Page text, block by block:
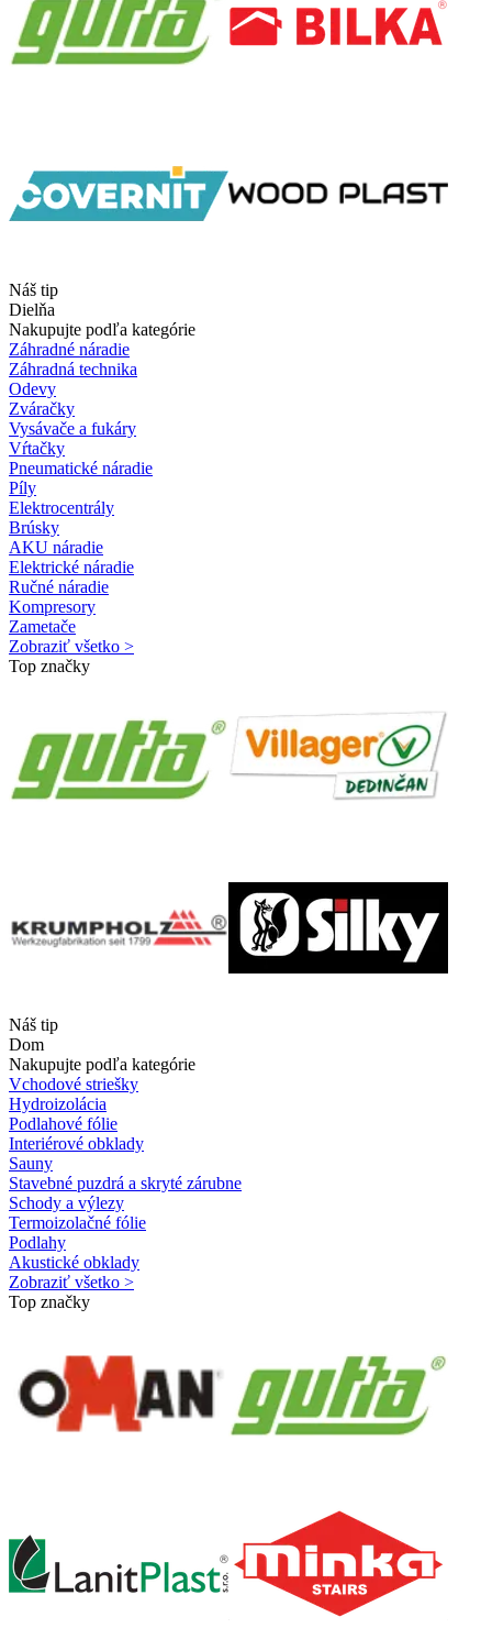
Náš tip
Dielňa
Nakupujte podľa kategórie
Záhradné náradie
Záhradná technika
Odevy
Zváračky
Vysávače a fukáry
Vŕtačky
Pneumatické náradie
Píly
Elektrocentrály
Brúsky
AKU náradie
Elektrické náradie
Ručné náradie
Kompresory
Zametače
Zobraziť všetko >
Top značky
Náš tip
Dom
Nakupujte podľa kategórie
Vchodové striešky
Hydroizolácia
Podlahové fólie
Interiérové obklady
Sauny
Stavebné puzdrá a skryté zárubne
Schody a výlezy
Termoizolačné fólie
Podlahy
Akustické obklady
Zobraziť všetko >
Top značky